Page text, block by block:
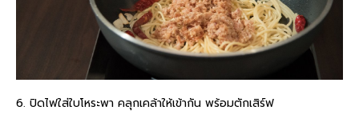
6. ปิดไฟใส่ใบโหระพา คลุกเคล้าให้เข้ากัน พร้อมตักเสิร์ฟ